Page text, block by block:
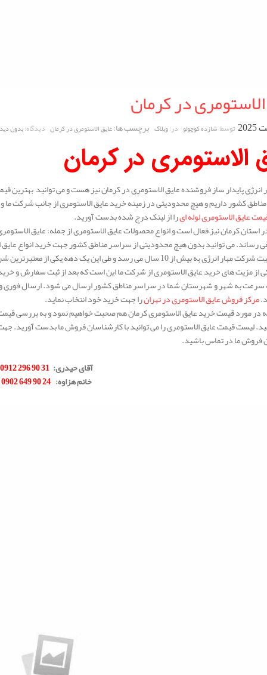
در کرمان
توسط:شازده کوچولو در:وبلاگ برچسب ها:عایق الاستومری در کرمان دیدگاه:بدون
الاستومری در کرمان
پایدار ساز فروشنده عایق الاستومری در کرمان نیز هست و می توانید بهترین
کشور داریم و هیچ محدودیتی در زمینه خرید عایق الاستومری از جانب شرکت ما
عایق الاستومری لوله ایرا از لینک درج شده بدست آورید.
کرمان نیز فعال است و انواع محصولات عایق الاستومری از جمله: عایق
رساند. می توانید بدون هیچ محدودیتی از سراسر مناطق کشور جهت خرید انواع عایق
سابقه فعالیت شرکت مهار انرژی به بیش از 10 سال می رسد و طی این
از مزیت های خرید عایق الاستومری از شرکت ما این است که بعد از ثبت سفارش و
سرعت به شهر و شهرستان شما در سراسر مناطق کشور ارسال می شود. ارسال فوری و
مرکز فروش عایق الاستومری در تهرانرا جهت خرید خود انتخاب نماید.
در مورد قیمت خرید عایق الاستومری کرمان هم صحبت خواهیم نمود و به بررسی
لیست قیمت عایق الاستومری را می توانید با کارشناسان فروش ما بدست آورید.
فروش ما در تماس باشید.
آقای حیدری:
31 90 296 0912
خانم هزاوه:
24 90 649 0902